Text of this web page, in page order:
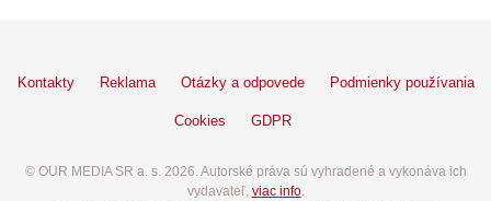
Kontakty Reklama Otázky a odpovede Podmienky používania
Cookies GDPR
© OUR MEDIA SR a. s. 2026. Autorské práva sú vyhradené a vykonáva ich
vydavateľ, viac info.